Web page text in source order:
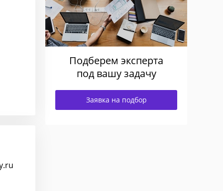
Подберем эксперта
под вашу задачу
Заявка на подбор